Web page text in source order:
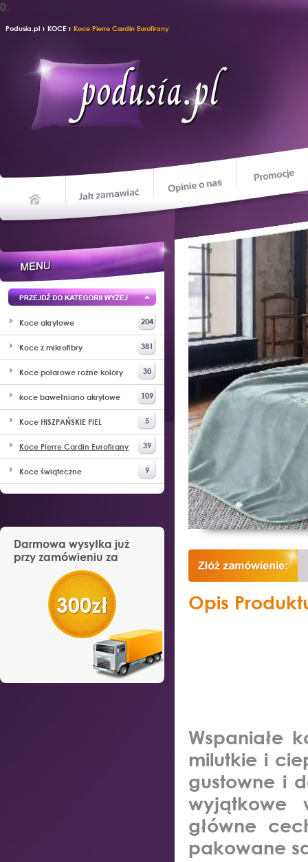
0:
Podusia.pl › KOCE › Koce Pierre Cardin Eurofirany
Jak zamawiać
Opinie o nas
Koce akrylowe 204
Koce z mikrofibry 381
Koce polarowe rożne kolory 30
koce bawełniano akrylowe 109
Koce HISZPAŃSKIE PIEL 5
Koce Pierre Cardin Eurofirany 39
Koce świąteczne 9
Darmowa wysyłka już
przy zamówieniu za
300zł Opis
Wspaniałe
milutkie i
gustowne i
wyjątkowe
główne
pakowane